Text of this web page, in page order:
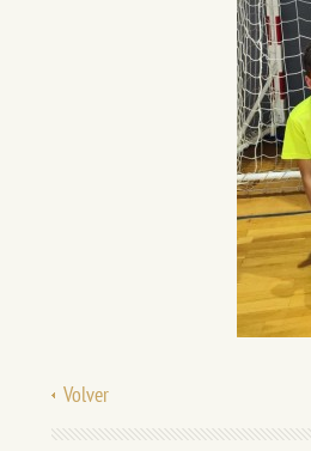
Volver